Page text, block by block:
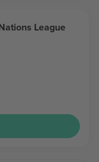
League